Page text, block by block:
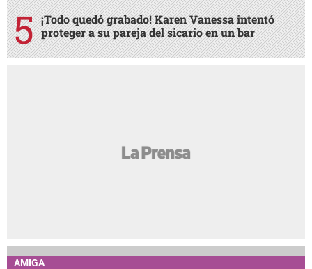
¡Todo quedó grabado! Karen Vanessa intentó
proteger a su pareja del sicario en un bar
AMIGA